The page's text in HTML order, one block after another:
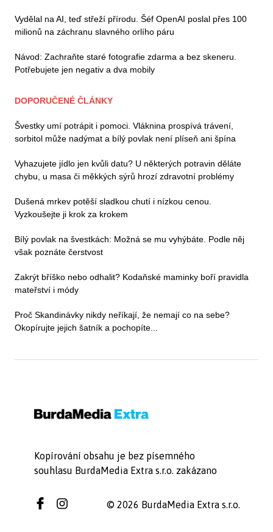
Vydělal na AI, teď střeží přírodu. Šéf OpenAI poslal přes 100
milionů na záchranu slavného orlího páru
Návod: Zachraňte staré fotografie zdarma a bez skeneru.
Potřebujete jen negativ a dva mobily
DOPORUČENÉ ČLÁNKY
Švestky umí potrápit i pomoci. Vláknina prospívá trávení,
sorbitol může nadýmat a bílý povlak není plíseň ani špína
Vyhazujete jídlo jen kvůli datu? U některých potravin děláte
chybu, u masa či měkkých sýrů hrozí zdravotní problémy
Dušená mrkev potěší sladkou chutí i nízkou cenou.
Vyzkoušejte ji krok za krokem
Bílý povlak na švestkách: Možná se mu vyhýbáte. Podle něj
však poznáte čerstvost
Zakrýt bříško nebo odhalit? Kodaňské maminky boří pravidla
mateřství i módy
Proč Skandinávky nikdy neříkají, že nemají co na sebe?
Okopírujte jejich šatník a pochopíte...
Kopírování obsahu je bez písemného
souhlasu BurdaMedia Extra s.r.o. zakázano
© 2026 BurdaMedia Extra s.r.o.